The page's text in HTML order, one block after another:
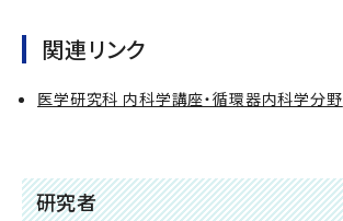
関連リンク
医学研究科 内科学講座・循環器内科学分野
研究者